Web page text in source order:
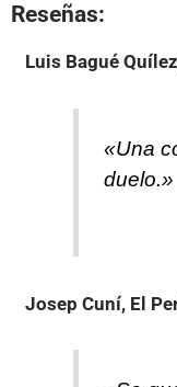
Reseñas:
Luis Bagué
«Una
duelo.»
Josep Cuní, El